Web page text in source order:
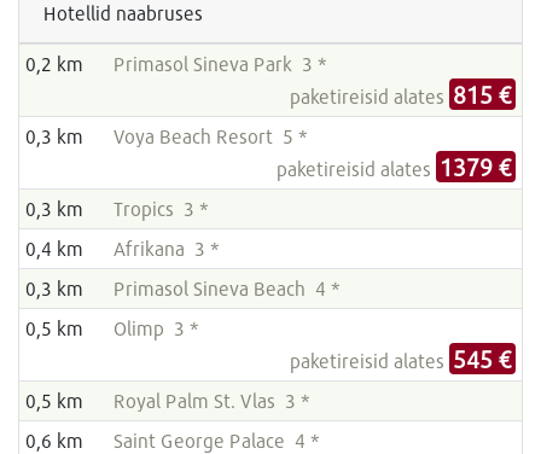
Hotellid naabruses
0,2 km
Primasol Sineva Park 3 *
paketireisid alates 815 €
0,3 km
Voya Beach Resort 5 *
paketireisid alates 1379 €
0,3 km
Tropics 3 *
0,4 km
Afrikana 3 *
0,3 km
Primasol Sineva Beach 4 *
0,5 km
Olimp 3 *
paketireisid alates 545 €
0,5 km
Royal Palm St. Vlas 3 *
0,6 km
Saint George Palace 4 *